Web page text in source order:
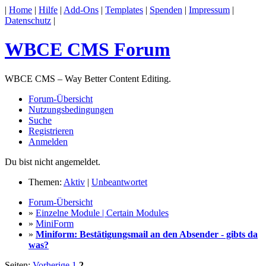
| Home | Hilfe | Add-Ons | Templates | Spenden | Impressum |
Datenschutz |
WBCE CMS Forum
WBCE CMS – Way Better Content Editing.
Forum-Übersicht
Nutzungsbedingungen
Suche
Registrieren
Anmelden
Du bist nicht angemeldet.
Themen: Aktiv | Unbeantwortet
Forum-Übersicht
» Einzelne Module | Certain Modules
» MiniForm
» Miniform: Bestätigungsmail an den Absender - gibts da
was?